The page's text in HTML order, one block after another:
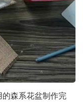
的森系花盆制作完